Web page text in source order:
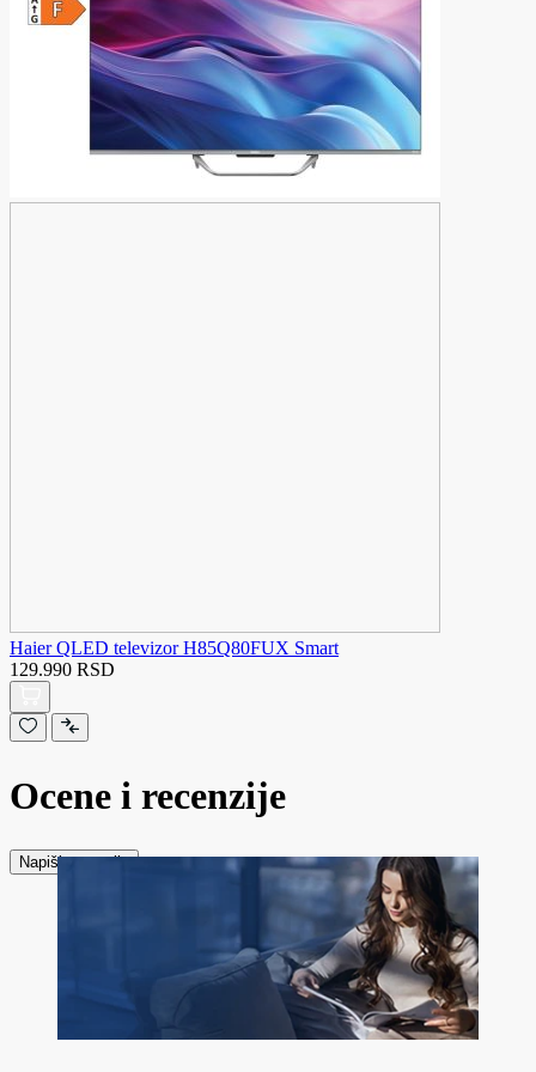
Haier QLED televizor H85Q80FUX Smart
129.990 RSD
Ocene i recenzije
Napiši recenziju